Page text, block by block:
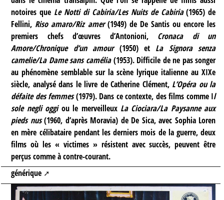
notoires que Le Notti di Cabiria/Les Nuits de Cabiria(1965) de
Fellini, Riso amaro/Riz amer(1949) de De Santis ou encore les
premiers chefs d’œuvres d’Antonioni, Cronaca di un
Amore/Chronique d’un amour(1950) et La Signora senza
camelie/La Dame sans camélia(1953). Difficile de ne pas songer
au phénomène semblable sur la scène lyrique italienne au XIXe
siècle, analysé dans le livre de Catherine Clément, L’Opéra ou la
défaite des femmes(1979). Dans ce contexte, des films comme Il
sole negli oggiou le merveilleux La Ciociara/La Paysanne aux
pieds nus(1960, d’après Moravia) de De Sica, avec Sophia Loren
en mère célibataire pendant les derniers mois de la guerre, deux
films où les « victimes » résistent avec succès, peuvent être
perçus comme à contre-courant.
générique